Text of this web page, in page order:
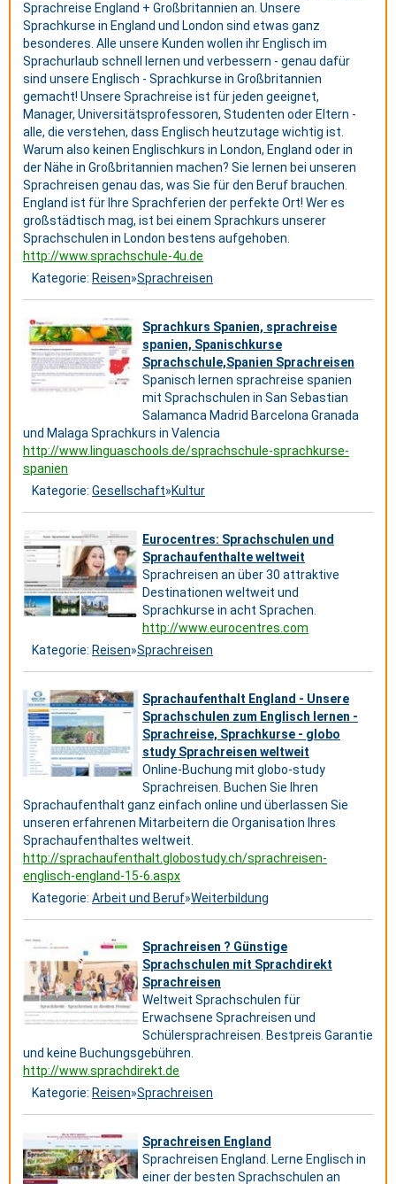
Sprachreise England + Großbritannien an. Unsere
Sprachkurse in England und London sind etwas ganz
besonderes. Alle unsere Kunden wollen ihr Englisch im
Sprachurlaub schnell lernen und verbessern - genau dafür
sind unsere Englisch - Sprachkurse in Großbritannien
gemacht! Unsere Sprachreise ist für jeden geeignet,
Manager, Universitätsprofessoren, Studenten oder Eltern -
alle, die verstehen, dass Englisch heutzutage wichtig ist.
Warum also keinen Englischkurs in London, England oder in
der Nähe in Großbritannien machen? Sie lernen bei unseren
Sprachreisen genau das, was Sie für den Beruf brauchen.
England ist für Ihre Sprachferien der perfekte Ort! Wer es
großstädtisch mag, ist bei einem Sprachkurs unserer
Sprachschulen in London bestens aufgehoben.
http://www.sprachschule-4u.de
Kategorie: Reisen»Sprachreisen
Sprachkurs Spanien, sprachreise
spanien, Spanischkurse
Sprachschule,Spanien Sprachreisen
Spanisch lernen sprachreise spanien
mit Sprachschulen in San Sebastian
Salamanca Madrid Barcelona Granada
und Malaga Sprachkurs in Valencia
http://www.linguaschools.de/sprachschule-sprachkurse-
spanien
Kategorie: Gesellschaft»Kultur
Eurocentres: Sprachschulen und
Sprachaufenthalte weltweit
Sprachreisen an über 30 attraktive
Destinationen weltweit und
Sprachkurse in acht Sprachen.
http://www.eurocentres.com
Kategorie: Reisen»Sprachreisen
Sprachaufenthalt England - Unsere
Sprachschulen zum Englisch lernen -
Sprachreise, Sprachkurse - globo
study Sprachreisen weltweit
Online-Buchung mit globo-study
Sprachreisen. Buchen Sie Ihren
Sprachaufenthalt ganz einfach online und überlassen Sie
unseren erfahrenen Mitarbeitern die Organisation Ihres
Sprachaufenthaltes weltweit.
http://sprachaufenthalt.globostudy.ch/sprachreisen-
englisch-england-15-6.aspx
Kategorie: Arbeit und Beruf»Weiterbildung
Sprachreisen ? Günstige
Sprachschulen mit Sprachdirekt
Sprachreisen
Weltweit Sprachschulen für
Erwachsene Sprachreisen und
Schülersprachreisen. Bestpreis Garantie
und keine Buchungsgebühren.
http://www.sprachdirekt.de
Kategorie: Reisen»Sprachreisen
Sprachreisen England
Sprachreisen England. Lerne Englisch in
einer der besten Sprachschulen an